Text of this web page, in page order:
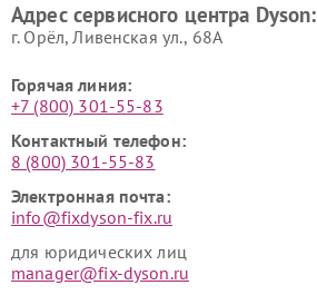
Адрес сервисного центра Dyson:
г. Орёл, Ливенская ул., 68А
Горячая линия:
+7 (800) 301-55-83
Контактный телефон:
8 (800) 301-55-83
Электронная почта:
info@fixdyson-fix.ru
для юридических лиц
manager@fix-dyson.ru